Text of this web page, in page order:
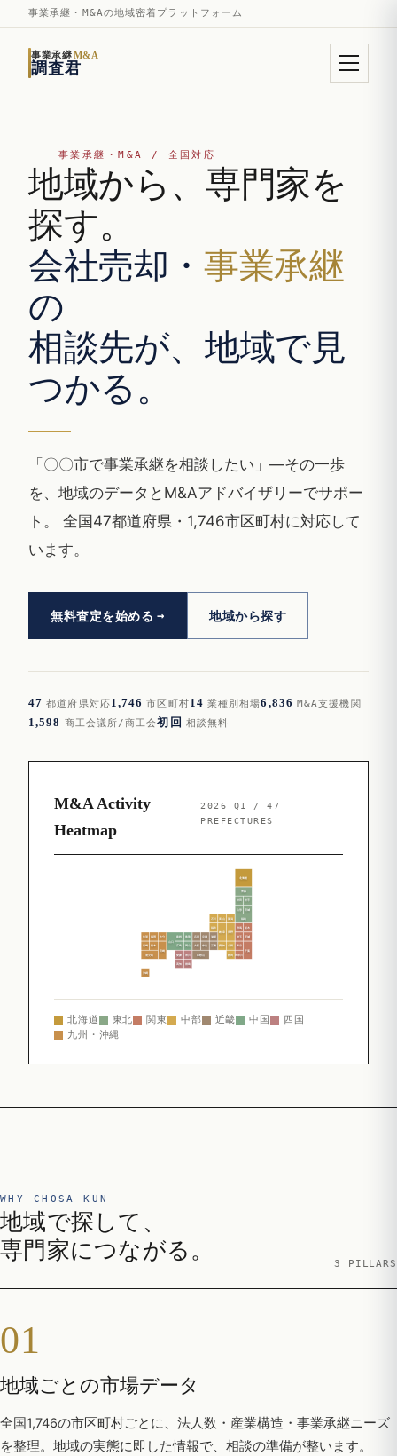
事業承継・M&Aの地域密着プラットフォーム
事業承継M&A
調査君
事業承継・M&A / 全国対応
地域から、専門家を
探す。
会社売却・ 事業承継
の
相談先が、地域で見
つかる。
「〇〇市で事業承継を相談したい」—その一歩
を、地域のデータとM&Aアドバイザリーでサポー
ト。 全国47都道府県・1,746市区町村に対応して
います。
無料査定を始める 地域から探す
47 都道府県対応1,746 市区町村14 業種別相場6,836 M&A支援機関
1,598 商工会議所/商工会初回 相談無料
M&A Activity
Heatmap
2026 Q1 / 47
PREFECTURES
北海道
青森
山形 宮城
福島
群馬 栃木
埼玉 茨城
東京
千葉
神奈川
石川 富山 新潟
福井
岐阜
長野
愛知 山梨
静岡
兵庫 京都 滋賀
大阪 奈良 三重
和歌山
山口
島根 鳥取
広島 岡山
愛媛 香川
高知 徳島
佐賀 福岡 大分
長崎
熊本
宮崎
鹿児島
沖縄
北海道 東北 関東 中部 近畿 中国
四国
九州・沖縄
WHY CHOSA-KUN
地域で探して、
専門家につながる。
3 PILLARS
01
地域ごとの市場データ
全国1,746の市区町村ごとに、法人数・産業構造・事業承継ニーズ
を整理。地域の実態に即した情報で、相談の準備が整います。